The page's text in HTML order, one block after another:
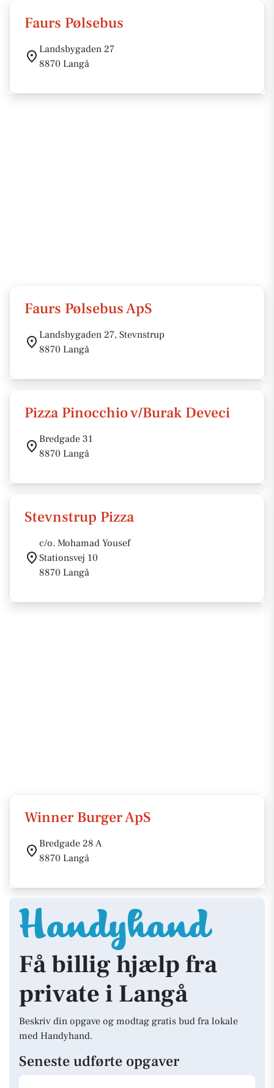
Faurs Pølsebus
Landsbygaden 27
8870 Langå
Faurs Pølsebus ApS
Landsbygaden 27, Stevnstrup
8870 Langå
Pizza Pinocchio v/Burak Deveci
Bredgade 31
8870 Langå
Stevnstrup Pizza
c/o. Mohamad Yousef
Stationsvej 10
8870 Langå
Winner Burger ApS
Bredgade 28 A
8870 Langå
Få billig hjælp fra
private i Langå
Beskriv din opgave og modtag gratis bud fra lokale
med Handyhand.
Seneste udførte opgaver